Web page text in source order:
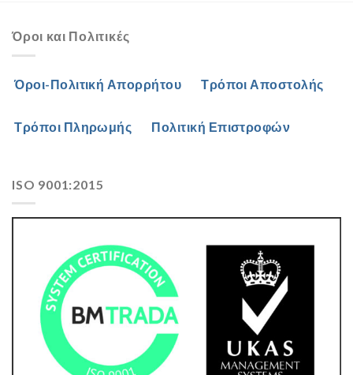
Όροι και Πολιτικές
Όροι-Πολιτική Απορρήτου Τρόποι Αποστολής
Τρόποι Πληρωμής Πολιτική Επιστροφών
ISO 9001:2015